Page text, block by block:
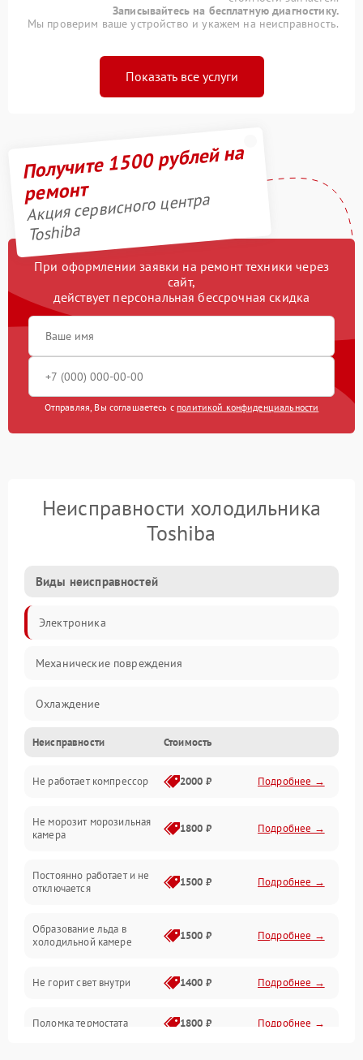
Записывайтесь на бесплатную диагностику.
Мы проверим ваше устройство и укажем на неисправность.
Показать все услуги
Получите 1500 рублей на
ремонт
Акция сервисного центра
Toshiba
При оформлении заявки на ремонт техники через
сайт,
действует персональная бессрочная скидка
Отправляя, Вы соглашаетесь с политикой конфиденциальности
Неисправности холодильника
Toshiba
Виды неисправностей
Электроника
Механические повреждения
Охлаждение
Механика
Электропитание
Дренаж
Неисправности Стоимость
Не работает компрессор 2000 ₽ Подробнее →
Не морозит морозильная
камера
1800 ₽ Подробнее →
Постоянно работает и не
отключается
1500 ₽ Подробнее →
Образование льда в
холодильной камере
1500 ₽ Подробнее →
Не горит свет внутри 1400 ₽ Подробнее →
Поломка термостата 1800 ₽ Подробнее →